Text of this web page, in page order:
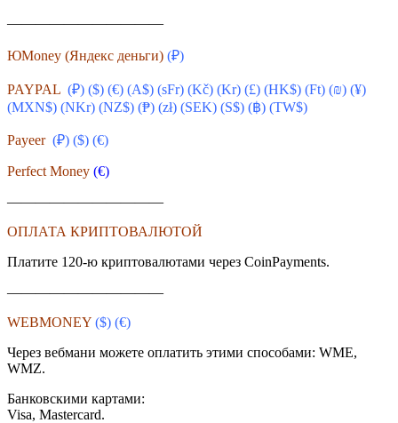
———————————
ЮMoney (Яндекс деньги) (₽)
PAYPAL (₽) ($) (€) (A$) (sFr) (Kč) (Kr) (£) (HK$) (Ft) (₪) (¥)
(MXN$) (NKr) (NZ$) (₱) (zł) (SEK) (S$) (฿) (TW$)
Payeer (₽) ($) (€)
Perfect Money (€)
———————————
ОПЛАТА КРИПТОВАЛЮТОЙ
Платите 120-ю криптовалютами через CoinPayments.
———————————
WEBMONEY ($) (€)
Через вебмани можете оплатить этими способами: WME,
WMZ.
Банковскими картами:
Visa, Mastercard.